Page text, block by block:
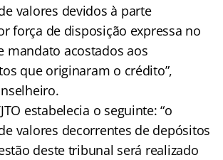
valores devidos à parte
força de disposição expressa no
mandato acostados aos
que originaram o crédito”,
estabelecia o seguinte: “o
valores decorrentes de depósitos
deste tribunal será realizado